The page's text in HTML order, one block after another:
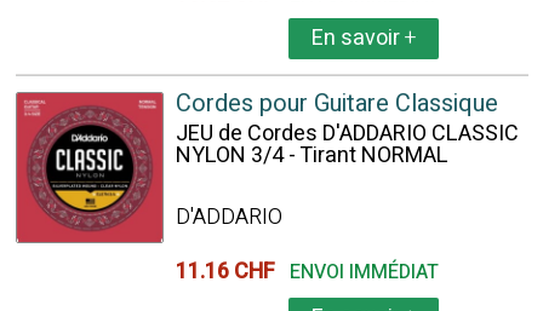
En savoir+
Cordes pour Guitare Classique
JEU de Cordes D'ADDARIO CLASSIC
NYLON 3/4 - Tirant NORMAL
D'ADDARIO
11.16 CHF ENVOI IMMÉDIAT